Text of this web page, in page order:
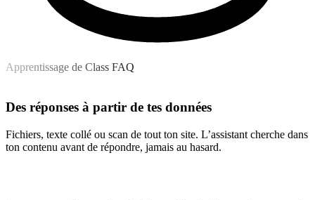
Apprentissage de Class FAQ
Des réponses à partir de tes données
Fichiers, texte collé ou scan de tout ton site. L’assistant cherche dans
ton contenu avant de répondre, jamais au hasard.